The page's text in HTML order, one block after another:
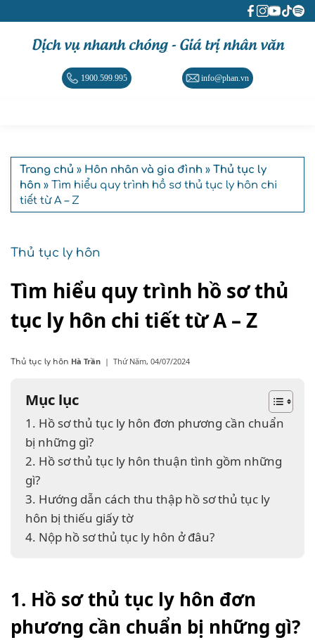
Dịch vụ nhanh chóng - Giá trị nhân văn
1900.599.995 info@phan.vn
Trang chủ » Hôn nhân và gia đình » Thủ tục ly
hôn » Tìm hiểu quy trình hồ sơ thủ tục ly hôn chi
tiết từ A – Z
Thủ tục ly hôn
Tìm hiểu quy trình hồ sơ thủ
tục ly hôn chi tiết từ A – Z
Thủ tục ly hôn Hà Trần | Thứ Năm, 04/07/2024
Mục lục
1. Hồ sơ thủ tục ly hôn đơn phương cần chuẩn
bị những gì?
2. Hồ sơ thủ tục ly hôn thuận tình gồm những
gì?
3. Hướng dẫn cách thu thập hồ sơ thủ tục ly
hôn bị thiếu giấy tờ
4. Nộp hồ sơ thủ tục ly hôn ở đâu?
1. Hồ sơ thủ tục ly hôn đơn
phương cần chuẩn bị những gì?